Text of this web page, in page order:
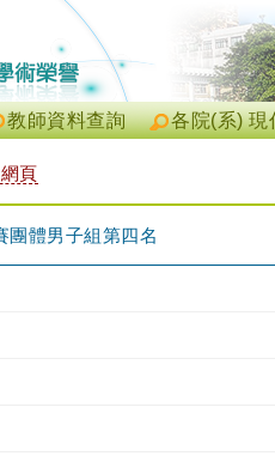
各院(系) 現
教師資料查詢
頁
團體男子組第四名